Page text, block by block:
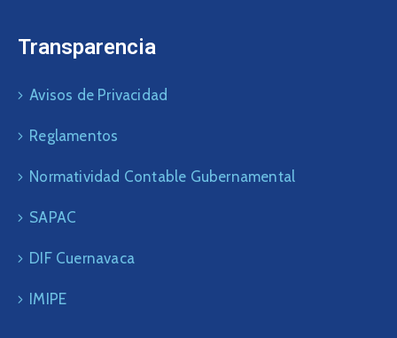
Transparencia
Avisos de Privacidad
Reglamentos
Normatividad Contable Gubernamental
SAPAC
DIF Cuernavaca
IMIPE